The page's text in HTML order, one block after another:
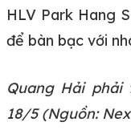
HLV Park Hang
để bàn bạc với
Quang Hải
18/5 (Nguồn: